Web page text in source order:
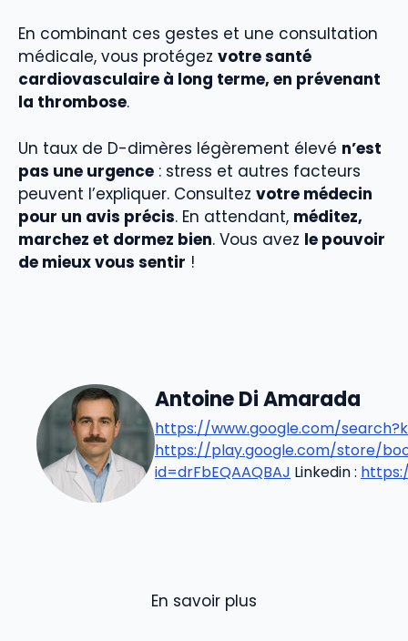
En combinant ces gestes et une consultation
médicale, vous protégez votre santé
cardiovasculaire à long terme, en prévenant
la thrombose.
Un taux de D-dimères légèrement élevé n’est
pas une urgence : stress et autres facteurs
peuvent l’expliquer. Consultez votre médecin
pour un avis précis. En attendant, méditez,
marchez et dormez bien. Vous avez le pouvoir
de mieux vous sentir !
Antoine Di Amarada
https://www.google.com/
https://play.google.com/store/
id=drFbEQAAQBAJ Linkedin :
En savoir plus